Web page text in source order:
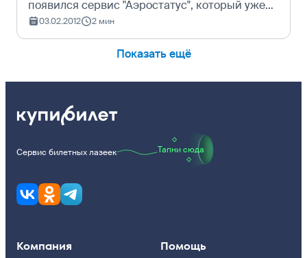
появился сервис "Аэростатус", который уже
давно пользуется популярностью на Западе.
Данный сервис абсолютно бесплатно
представит вам информацию о статусе рейса
03.02.2012 2 мин
Показать ещё
Сервис билетных лазеек Тапни сюда
Компания Помощь